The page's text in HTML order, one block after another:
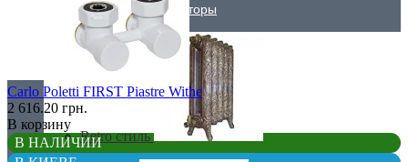
Дизайнерские радиаторы
Retro стиль
Carlo Poletti FIRST Piastre Withe
2 616.20 грн.
В корзину
В НАЛИЧИИ